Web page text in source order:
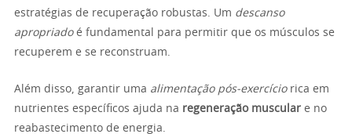
estratégias de recuperação robustas. Um descanso
apropriadoé fundamental para permitir que os músculos se
recuperem e se reconstruam.
Além disso, garantir uma alimentação pós-exercíciorica em
nutrientes específicos ajuda na regeneração muscular e no
reabastecimento de energia.